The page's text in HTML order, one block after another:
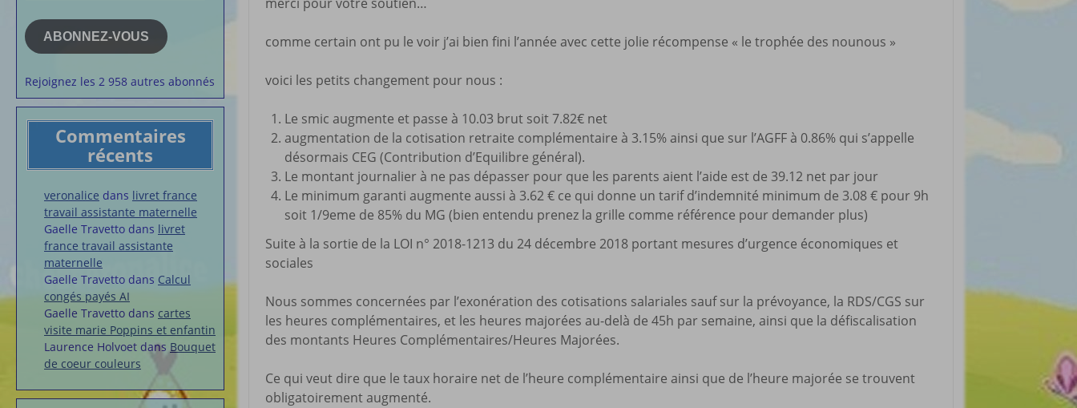
la semaine
Membres du site
veronalice
mail
ABONNEZ-VOUS
Rejoignez les 2 958 autres abonnés
Commentaires
récents
veronalice dans livret france
travail assistante maternelle
Gaelle Travetto dans livret
france travail assistante
maternelle
Gaelle Travetto dans Calcul
congés payés AI
Gaelle Travetto dans cartes
visite marie Poppins et enfantin
Laurence Holvoet dans Bouquet
de coeur couleurs
comme certain ont pu le voir j’ai bien fini l’année avec cette jolie récompense « le trophée des nounous »
voici les petits changement pour nous :
Le smic augmente et passe à 10.03 brut soit 7.82€ net
augmentation de la cotisation retraite complémentaire à 3.15% ainsi que sur l’AGFF à 0.86% qui s’appelle
désormais CEG (Contribution d’Equilibre général).
Le montant journalier à ne pas dépasser pour que les parents aient l’aide est de 39.12 net par jour
Le minimum garanti augmente aussi à 3.62 € ce qui donne un tarif d’indemnité minimum de 3.08 € pour 9h
soit 1/9eme de 85% du MG (bien entendu prenez la grille comme référence pour demander plus)
Suite à la sortie de la LOI n° 2018-1213 du 24 décembre 2018 portant mesures d’urgence économiques et
sociales
Nous sommes concernées par l’exonération des cotisations salariales sauf sur la prévoyance, la RDS/CGS sur
les heures complémentaires, et les heures majorées au-delà de 45h par semaine, ainsi que la défiscalisation
des montants Heures Complémentaires/Heures Majorées.
Ce qui veut dire que le taux horaire net de l’heure complémentaire ainsi que de l’heure majorée se trouvent
obligatoirement augmenté.